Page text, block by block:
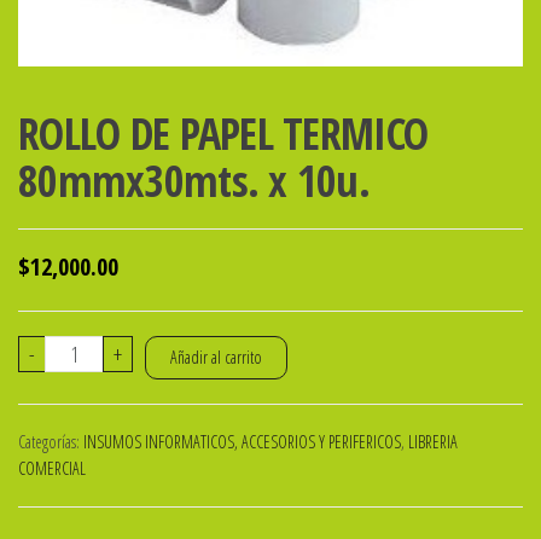
ROLLO DE PAPEL TERMICO
80mmx30mts. x 10u.
$12,000.00
-
ROLLO
TERMICO
+ Añadir al carrito
Categorías: INSUMOS INFORMATICOS, ACCESORIOS Y PERIFERICOS, LIBRERIA
COMERCIAL